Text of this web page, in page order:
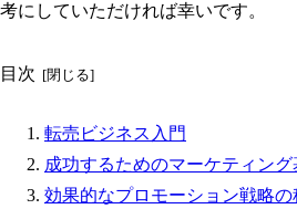
考にしていただければ幸いです。
目次
転売ビジネス入門
成功するためのマーケティング
効果的なプロモーション戦略の